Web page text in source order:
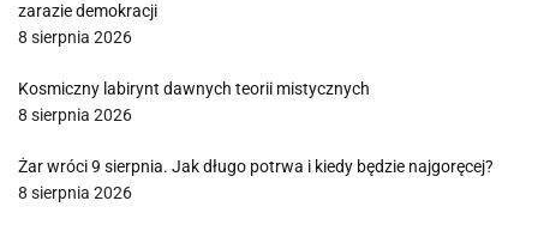
zarazie demokracji
8 sierpnia 2026
Kosmiczny labirynt dawnych teorii mistycznych
8 sierpnia 2026
Żar wróci 9 sierpnia. Jak długo potrwa i kiedy będzie najgoręcej?
8 sierpnia 2026